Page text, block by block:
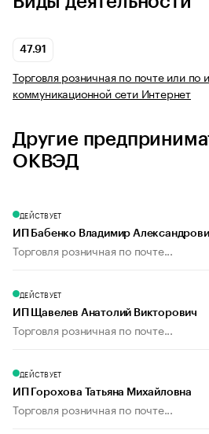
47.91
Торговля розничная по почте или по
коммуникационной сети Интернет
Другие
ОКВЭД
ДЕЙСТВУЕТ
ИП Бабенко Владимир
Торговля розничная по почте...
ДЕЙСТВУЕТ
ИП Щавелев Анатолий Викторович
Торговля розничная по почте...
ДЕЙСТВУЕТ
ИП Горохова Татьяна Михайловна
Торговля розничная по почте...